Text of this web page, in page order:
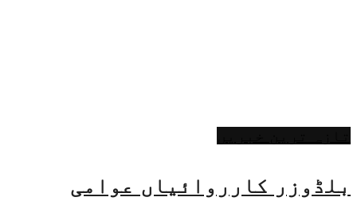
بلڈوزر کارروائیاں عوامی